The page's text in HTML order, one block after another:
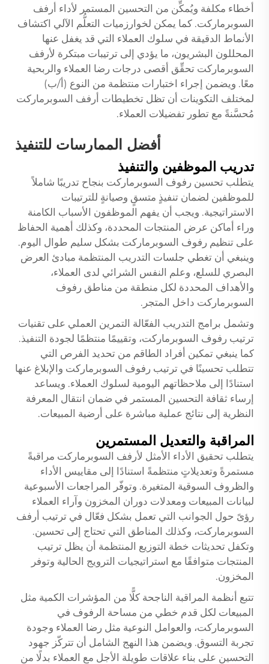
أخطاء مكلفة ويُمكِّن من التحسين المستمر لأداء أرفف
السوبرماركت. كما يمكن لخوارزميات التعلُّم الآلي اكتشاف
الأنماط الدقيقة في سلوك العملاء التي قد يغفل عنها
المحللون البشريون، ما يؤدي إلى ترتيبات مبتكرة لأرفف
السوبرماركت تحقِّق أقصى درجات رضا العملاء والربحية
معًا. ويضمن إجراء اختبارات منتظمة من النوع (أ/ب)
لمختلف التكوينات أن تظل تخطيطات أرفف السوبرماركت
مُحسَّنةً مع تطور تفضيلات العملاء.
أفضل الممارسات للتنفيذ
تدريب الموظفين والتنفيذ
يتطلب تحسين رفوف السوبرماركت بنجاح تدريبًا شاملاً
للموظفين لضمان تنفيذٍ متسقٍ وصيانةٍ للترتيبات
الاستراتيجية. ويجب أن يفهم الموظفون الأسباب الكامنة
وراء أماكن عرض المنتجات المحددة، وكذلك أهمية الحفاظ
على تنظيم رفوف السوبرماركت بشكل سليم طوال اليوم.
وينبغي أن تغطي جلسات التدريب المنتظمة مبادئ العرض
البصري للسلع، وعلم النفس الشرائي لدى العملاء،
والأهداف المحددة لكل منطقة من مناطق رفوف
السوبرماركت داخل المتجر.
وتشمل برامج التدريب الفعّالة التمرين العملي على تقنيات
ترتيب رفوف السوبرماركت، وتقييمًا منتظمًا لجودة التنفيذ.
كما ينبغي تمكين أفراد الطاقم من تحديد الفرص التي
تتطلب تحسينًا في ترتيب رفوف السوبرماركت والإبلاغ عنها
استنادًا إلى ملاحظاتهم اليومية لسلوك العملاء. ويساعد
إرساء ثقافة التحسين المستمر في ضمان انتقال المعرفة
النظرية إلى نتائج عملية مباشرة على أرضية المبيعات.
المراقبة والتعديل المستمرين
يتطلب تحقيق الأداء الأمثل لأرفف السوبرماركت مراقبةً
مستمرةً وتعديلاتٍ منتظمةً استنادًا إلى مقاييس الأداء
والظروف السوقية المتغيرة. وتوفّر المراجعات الأسبوعية
لبيانات المبيعات ومعدلات دوران المخزون وآراء العملاء
رؤىً حول الجوانب التي تعمل بشكل فعّال في ترتيب أرفف
السوبرماركت، وكذلك المناطق التي تحتاج إلى تحسين.
وتكفل تحديثات خطة التوزيع المنتظمة أن يظل ترتيب
المنتجات متوافقًا مع استراتيجيات الترويج الحالية وتوفر
المخزون.
تتبع أنظمة المراقبة الناجحة كلًّا من المؤشرات الكمية مثل
المبيعات لكل قدم خطي من مساحة الرفوف في
السوبرماركت، والعوامل النوعية مثل رضا العملاء وجودة
تجربة التسوق. ويضمن هذا النهج الشامل أن تتركّز جهود
التحسين على بناء علاقات طويلة الأجل مع العملاء بدلًا من